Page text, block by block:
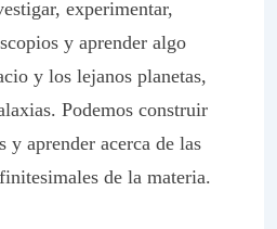
experimentar,
y aprender algo
y los lejanos planetas,
Podemos construir
y aprender acerca de las
de la materia.